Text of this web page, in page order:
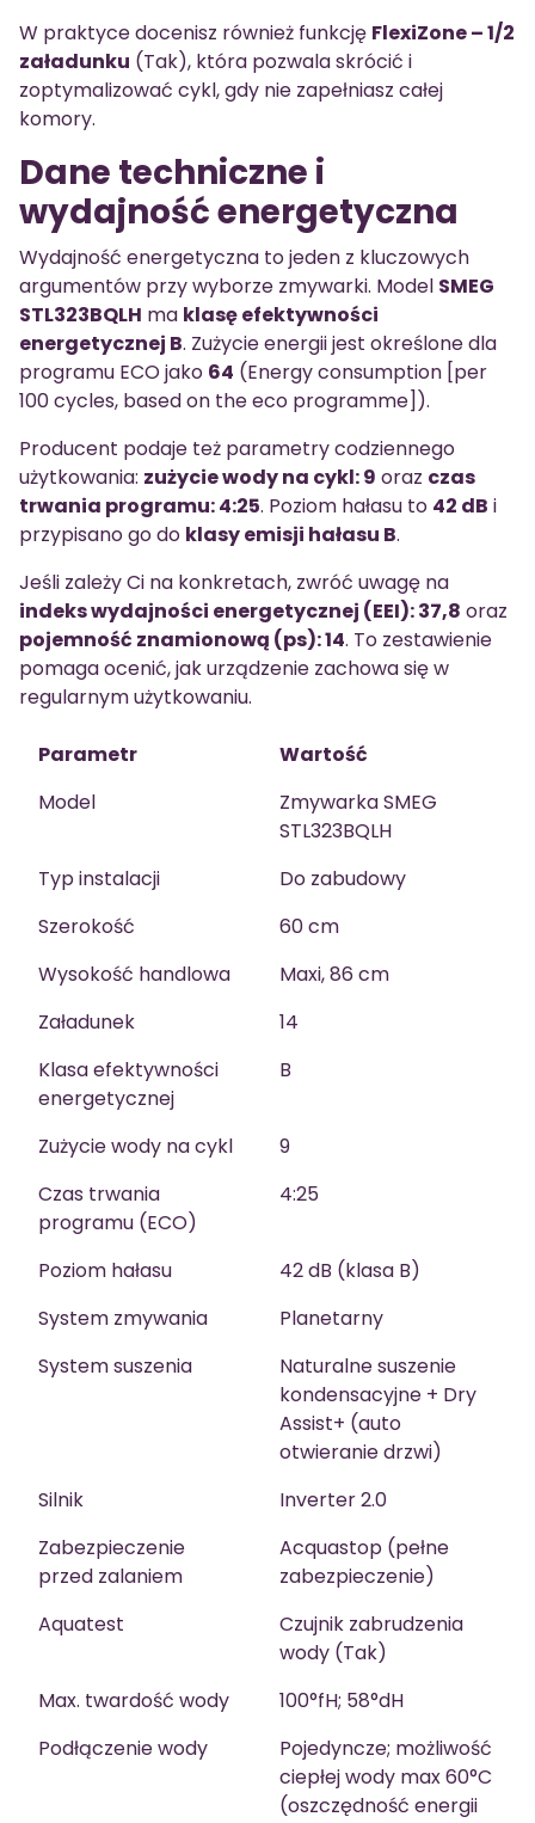
W praktyce docenisz również funkcję FlexiZone – 1/2
załadunku (Tak), która pozwala skrócić i
zoptymalizować cykl, gdy nie zapełniasz całej
komory.
Dane techniczne i
wydajność energetyczna
Wydajność energetyczna to jeden z kluczowych
argumentów przy wyborze zmywarki. Model SMEG
STL323BQLH ma klasę efektywności
energetycznej B. Zużycie energii jest określone dla
programu ECO jako 64 (Energy consumption [per
100 cycles, based on the eco programme]).
Producent podaje też parametry codziennego
użytkowania: zużycie wody na cykl: 9 oraz czas
trwania programu: 4:25. Poziom hałasu to 42 dB i
przypisano go do klasy emisji hałasu B.
Jeśli zależy Ci na konkretach, zwróć uwagę na
indeks wydajności energetycznej (EEI): 37,8 oraz
pojemność znamionową (ps): 14. To zestawienie
pomaga ocenić, jak urządzenie zachowa się w
regularnym użytkowaniu.
Parametr
Wartość
Model
Zmywarka SMEG
STL323BQLH
Typ instalacji
Do zabudowy
Szerokość
60 cm
Wysokość handlowa
Maxi, 86 cm
Załadunek
14
Klasa efektywności
energetycznej
B
Zużycie wody na cykl
9
Czas trwania
programu (ECO)
4:25
Poziom hałasu
42 dB (klasa B)
System zmywania
Planetarny
System suszenia
Naturalne suszenie
kondensacyjne + Dry
Assist+ (auto
otwieranie drzwi)
Silnik
Inverter 2.0
Zabezpieczenie
przed zalaniem
Acquastop (pełne
zabezpieczenie)
Aquatest
Czujnik zabrudzenia
wody (Tak)
Max. twardość wody
100°fH; 58°dH
Podłączenie wody
Pojedyncze; możliwość
ciepłej wody max 60°C
(oszczędność energii